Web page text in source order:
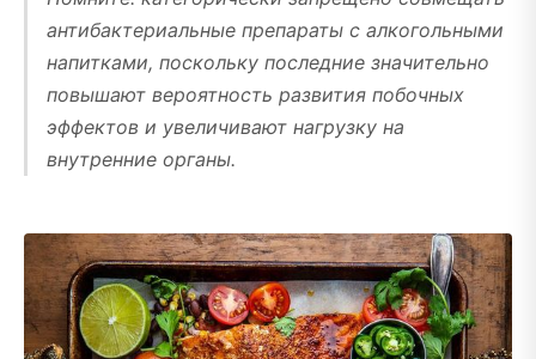
антибактериальные препараты с алкогольными
напитками, поскольку последние значительно
повышают вероятность развития побочных
эффектов и увеличивают нагрузку на
внутренние органы.